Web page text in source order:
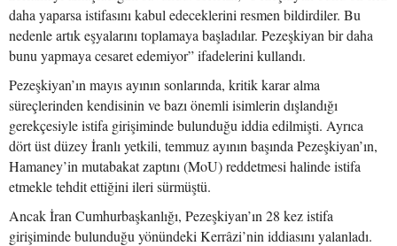
daha yaparsa istifasını kabul edeceklerini resmen bildirdiler. Bu
nedenle artık eşyalarını toplamaya başladılar. Pezeşkiyan bir daha
bunu yapmaya cesaret edemiyor” ifadelerini kullandı.
Pezeşkiyan’ın mayıs ayının sonlarında, kritik karar alma
süreçlerinden kendisinin ve bazı önemli isimlerin dışlandığı
gerekçesiyle istifa girişiminde bulunduğu iddia edilmişti. Ayrıca
dört üst düzey İranlı yetkili, temmuz ayının başında Pezeşkiyan’ın,
Hamaney’in mutabakat zaptını (MoU) reddetmesi halinde istifa
etmekle tehdit ettiğini ileri sürmüştü.
Ancak İran Cumhurbaşkanlığı, Pezeşkiyan’ın 28 kez istifa
girişiminde bulunduğu yönündeki Kerrâzi’nin iddiasını yalanladı.